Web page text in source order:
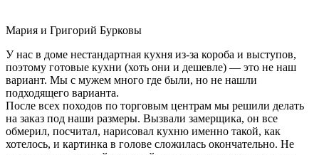
Мария и Григорий Бурковы
У нас в доме нестандартная кухня из-за короба и выступов,
поэтому готовые кухни (хоть они и дешевле) — это не наш
вариант. Мы с мужем много где были, но не нашли
подходящего варианта.
После всех походов по торговым центрам мы решили делать
на заказ под наши размеры. Вызвали замерщика, он все
обмерил, посчитал, нарисовал кухню именно такой, как
хотелось, и картинка в голове сложилась окончательно. Не